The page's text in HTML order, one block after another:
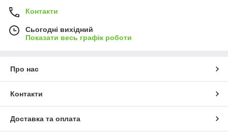
Контакти
Сьогодні вихідний
Показати весь графік роботи
Про нас
Контакти
Доставка та оплата